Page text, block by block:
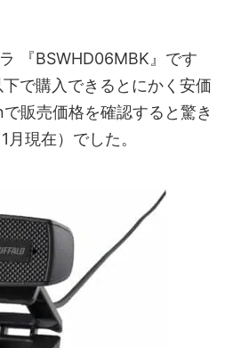
『BSWHD06MBK』です
で購入できるとにかく安価
販売価格を確認すると驚き
月現在）でした。